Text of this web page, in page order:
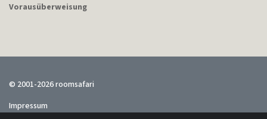
Vorausüberweisung
© 2001-2026 roomsafari
Impressum